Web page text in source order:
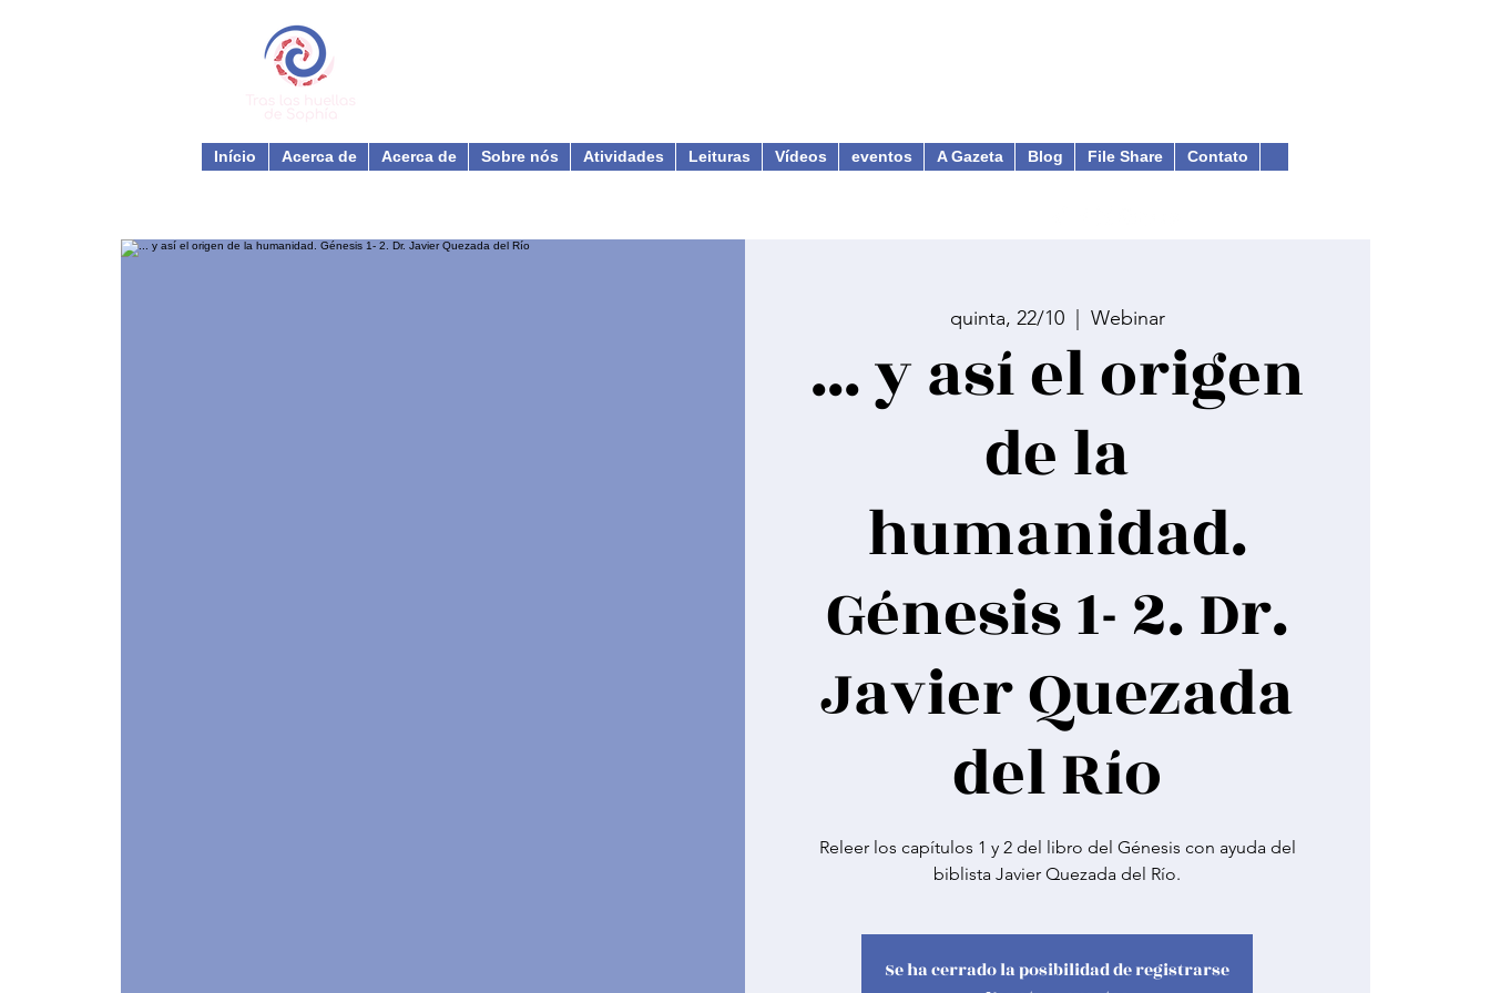
Início Acerca de Acerca de Sobre nós Atividades Leituras Vídeos eventos A Gazeta Blog File Share Contato
quinta, 22/10
  |
Webinar
... y así el origen
de la
humanidad.
Génesis 1- 2. Dr.
Javier Quezada
del Río
Releer los capítulos 1 y 2 del libro del Génesis con ayuda del
biblista Javier Quezada del Río.
Se ha cerrado la posibilidad de registrarse